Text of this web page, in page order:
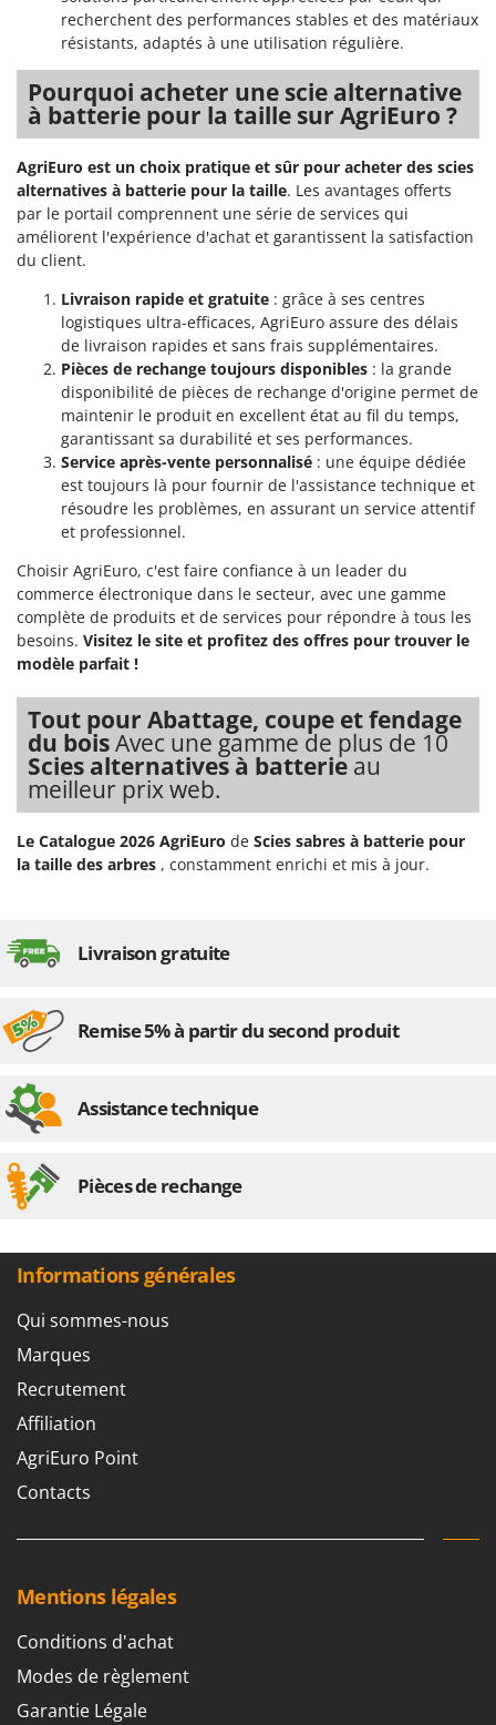
recherchent des performances stables et des matériaux
résistants, adaptés à une utilisation régulière.
Pourquoi acheter une scie alternative
à batterie pour la taille sur AgriEuro ?
AgriEuro est un choix pratique et sûr pour acheter des scies
alternatives à batterie pour la taille. Les avantages offerts
par le portail comprennent une série de services qui
améliorent l'expérience d'achat et garantissent la satisfaction
du client.
Livraison rapide et gratuite : grâce à ses centres
logistiques ultra-efficaces, AgriEuro assure des délais
de livraison rapides et sans frais supplémentaires.
Pièces de rechange toujours disponibles : la grande
disponibilité de pièces de rechange d'origine permet de
maintenir le produit en excellent état au fil du temps,
garantissant sa durabilité et ses performances.
Service après-vente personnalisé : une équipe dédiée
est toujours là pour fournir de l'assistance technique et
résoudre les problèmes, en assurant un service attentif
et professionnel.
Choisir AgriEuro, c'est faire confiance à un leader du
commerce électronique dans le secteur, avec une gamme
complète de produits et de services pour répondre à tous les
besoins. Visitez le site et profitez des offres pour trouver le
modèle parfait !
Tout pour Abattage, coupe et fendage
du boisAvec une gamme de plus de 10
Scies alternatives à batterie au
meilleur prix web.
Le Catalogue 2026 AgriEuro de Scies sabres à batterie pour
la taille des arbres , constamment enrichi et mis à jour.
Livraison gratuite
Remise 5% à partir du second produit
Assistance technique
Pièces de rechange
Informations générales
Qui sommes-nous
Marques
Recrutement
Affiliation
AgriEuro Point
Contacts
Mentions légales
Conditions d'achat
Modes de règlement
Garantie Légale